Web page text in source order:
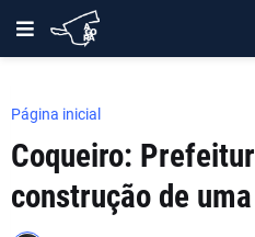
Página inicial
Coqueiro:
construção de